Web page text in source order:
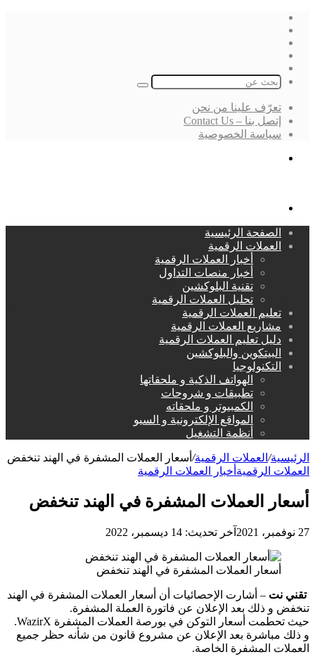
بحث
تعرّف علينا من نحن
إتصل بنا – Contact Us
سياسة الخصوصية
الصفحة الرئيسية
العملات الرقمية
أخبار العملات الرقمية
أخبار منصات التداول
تقنية البلوكشين
تحليل العملات الرقمية
تعليم العملات الرقمية
مشاريع العملات الرقمية
دليل تعليم العملات الرقمية
البيتكوين والبلوكشين
التكنولوجيا
الهواتف الذكية و ملحقاتها
تطبيقات و شروحات
الكمبيوتر و ملحقاته
المواقع الإلكترونية و السيو
أنظمة التشغيل
الرئيسية/ العملات الرقمية/ أسعار العملات المشفرة في الهند تنخفض
العملات الرقمية أخبار العملات الرقمية
أسعار العملات المشفرة في الهند تنخفض
27 نوفمبر، 2021 آخر تحديث: 14 ديسمبر، 2022
أسعار العملات المشفرة في الهند تنخفض
تقني نت – أشارت الإحصائيات أن أسعار العملات المشفرة في الهند
تنخفض و ذلك بعد الإعلان عن فاتورة العملة المشفرة.
حيث تحطمت أسعار التوكن في بورصة العملات المشفرة WazirX.
و ذلك مباشرة بعد الإعلان عن مشروع قانون من شأنه حظر جميع
العملات المشفرة الخاصة.